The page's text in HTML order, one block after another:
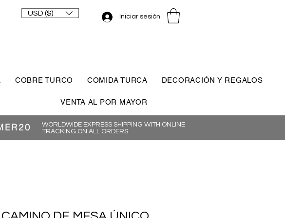
USD ($) Iniciar sesión
COBRE TURCO COMIDA TURCA DECORACIÓN Y REGALOS
VENTA AL POR MAYOR
WORLDWIDE EXPRESS SHIPPING WITH ONLINE
TRACKING ON ALL ORDERS